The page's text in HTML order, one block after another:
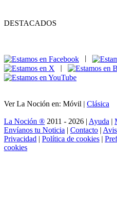
DESTACADOS
|
Ver La Noción en: Móvil | Clásica
La Noción ® 2011 - 2026 | Ayuda |
Envíanos tu Noticia | Contacto |
Privacidad | Política de cookies |
cookies